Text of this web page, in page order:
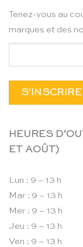
Tenez-vous au
marques et des
HEURES
ET AOÛT)
Lun : 9 – 13 h
Mar : 9 – 13 h
Mer : 9 – 13 h
Jeu : 9 – 13 h
Ven : 9 – 13 h